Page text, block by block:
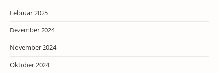
Februar 2025
Dezember 2024
November 2024
Oktober 2024